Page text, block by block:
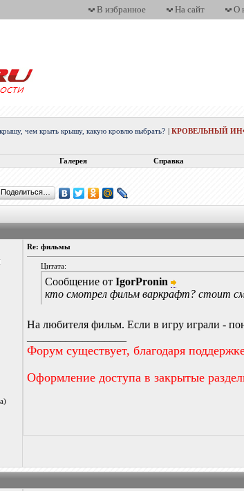
В избранное На сайт О
чем крыть крышу, какую кровлю выбрать? |КРОВЕЛЬНЫЙ
Галерея Справка
Поделиться…
Re: фильмы
Цитата:
Сообщение отIgorPronin
кто смотрел фильм варкрафт? стоит
На любителя фильм. Если в игру играли -
Форум существует, благодаря
Оформление доступа в закрытые